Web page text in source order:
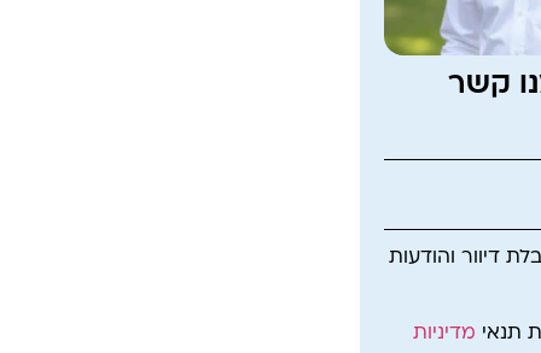
קשר
דיוור והודעות
תנאי מדיניות